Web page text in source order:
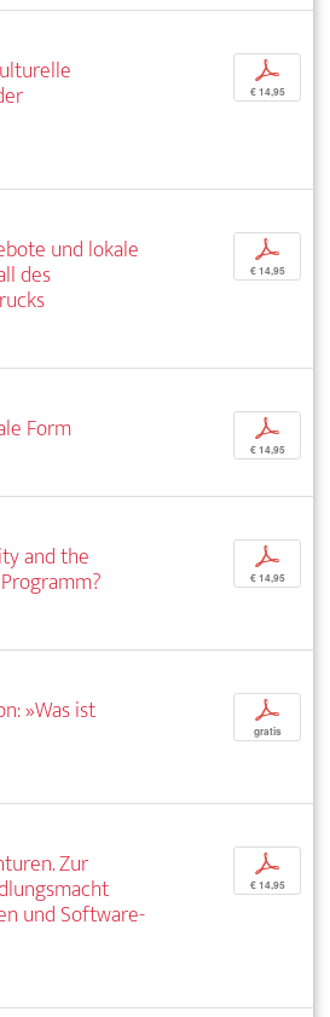
p
€ 14,95
und lokale
des
p
€ 14,95
Form
p
€ 14,95
and the
p
€ 14,95
»Was ist
p
gratis
Zur
und Software-
p
€ 14,95